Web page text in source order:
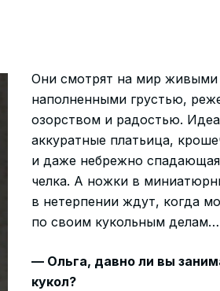
Они смотрят на мир живыми
наполненными грустью,
озорством и радостью.
аккуратные платьица,
и даже небрежно
челка. А ножки в
в нетерпении ждут, когда
по своим кукольным делам…
— Ольга, давно ли вы
кукол?